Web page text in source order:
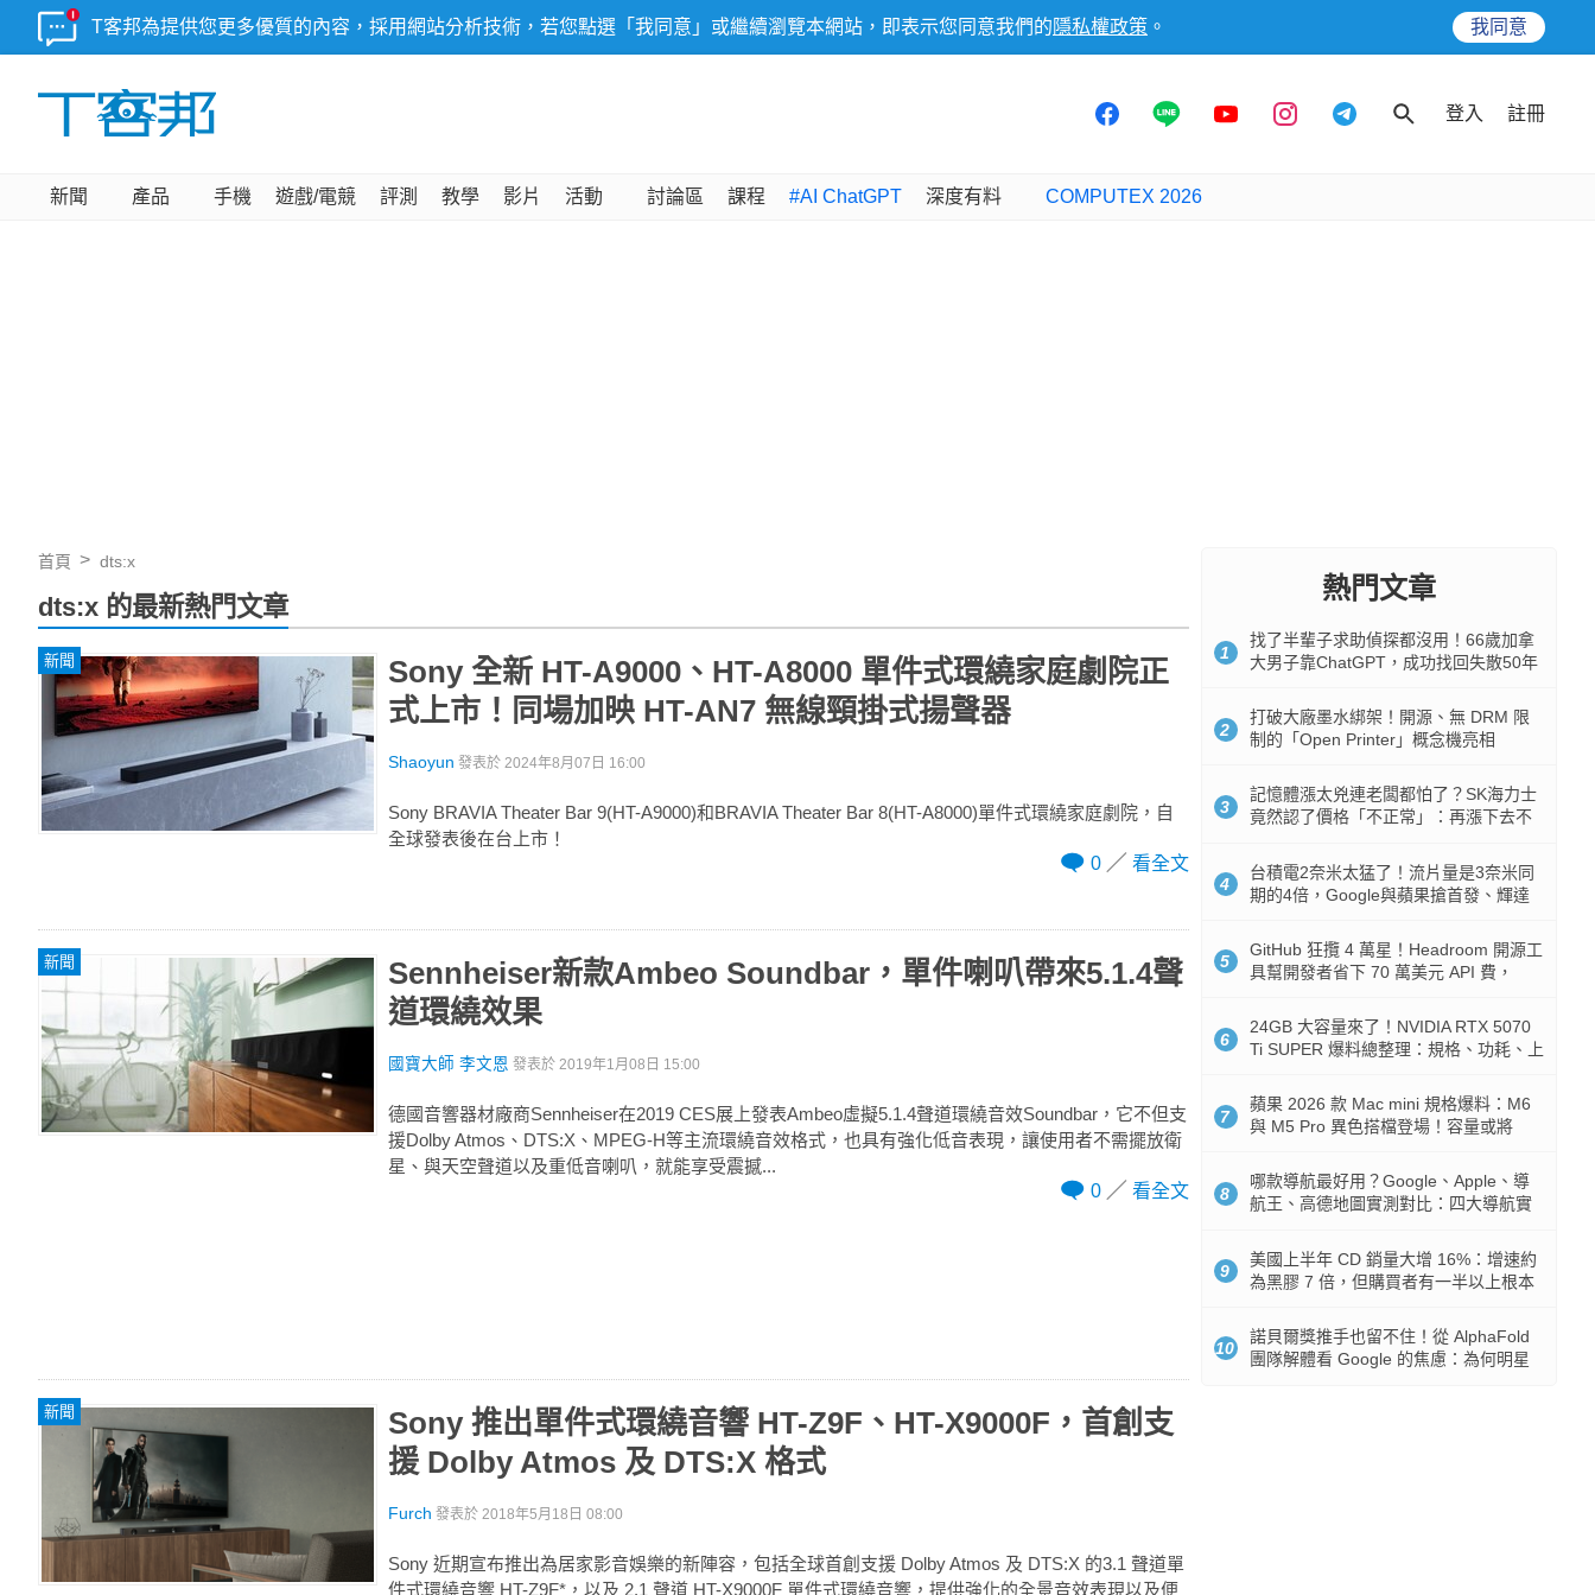
T客邦為提供您更多優質的內容，採用網站分析技術，若您點選「我同意」或繼續瀏覽本網站，即表示您同意我們的 隱私權政策 。 我同意
登入 註冊
新聞 產品 手機 遊戲/電競 評測 教學 影片 活動 討論區 課程 #AI ChatGPT 深度有料 COMPUTEX 2026
首頁 dts:x
dts:x 的最新熱門文章
新聞
Sony 全新 HT-A9000、HT-A8000 單件式環繞家庭劇院正
式上市！同場加映 HT-AN7 無線頸掛式揚聲器
Shaoyun 發表於 2024年8月07日 16:00
Sony BRAVIA Theater Bar 9(HT-A9000)和BRAVIA Theater Bar 8(HT-A8000)單件式環繞家庭劇院，自
全球發表後在台上市！
0
看全文
新聞
Sennheiser新款Ambeo Soundbar，單件喇叭帶來5.1.4聲
道環繞效果
國寶大師 李文恩 發表於 2019年1月08日 15:00
德國音響器材廠商Sennheiser在2019 CES展上發表Ambeo虛擬5.1.4聲道環繞音效Soundbar，它不但支
援Dolby Atmos、DTS:X、MPEG-H等主流環繞音效格式，也具有強化低音表現，讓使用者不需擺放衛
星、與天空聲道以及重低音喇叭，就能享受震撼...
0
看全文
新聞
Sony 推出單件式環繞音響 HT-Z9F、HT-X9000F，首創支
援 Dolby Atmos 及 DTS:X 格式
Furch 發表於 2018年5月18日 08:00
Sony 近期宣布推出為居家影音娛樂的新陣容，包括全球首創支援 Dolby Atmos 及 DTS:X 的3.1 聲道單
件式環繞音響 HT-Z9F*，以及 2.1 聲道 HT-X9000F 單件式環繞音響，提供強化的全景音效表現以及便
熱門文章
1
找了半輩子求助偵探都沒用！66歲加拿
大男子靠ChatGPT，成功找回失散50年
2
打破大廠墨水綁架！開源、無 DRM 限
制的「Open Printer」概念機亮相
3
記憶體漲太兇連老闆都怕了？SK海力士
竟然認了價格「不正常」：再漲下去不
4
台積電2奈米太猛了！流片量是3奈米同
期的4倍，Google與蘋果搶首發、輝達
5
GitHub 狂攬 4 萬星！Headroom 開源工
具幫開發者省下 70 萬美元 API 費，
6
24GB 大容量來了！NVIDIA RTX 5070
Ti SUPER 爆料總整理：規格、功耗、上
7
蘋果 2026 款 Mac mini 規格爆料：M6
與 M5 Pro 異色搭檔登場！容量或將
8
哪款導航最好用？Google、Apple、導
航王、高德地圖實測對比：四大導航實
9
美國上半年 CD 銷量大增 16%：增速約
為黑膠 7 倍，但購買者有一半以上根本
10
諾貝爾獎推手也留不住！從 AlphaFold
團隊解體看 Google 的焦慮：為何明星